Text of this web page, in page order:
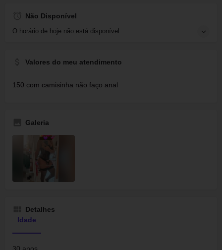
Não Disponível
O horário de hoje não está disponível
Valores do meu atendimento
150 com camisinha não faço anal
Galeria
Detalhes
Idade
30 anos